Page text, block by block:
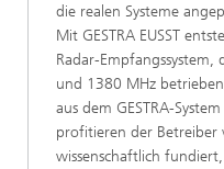
die realen Systeme
Mit GESTRA EUSST
Radar-Empfangssystem,
und 1380 MHz
aus dem GESTRA-
profitieren der Betreiber
wissenschaftlich